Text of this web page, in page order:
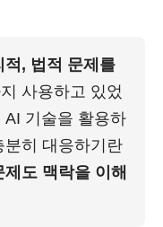
적, 법적 문제를
사용하고 있었
AI 기술을 활용하
분히 대응하기란
도 맥락을 이해